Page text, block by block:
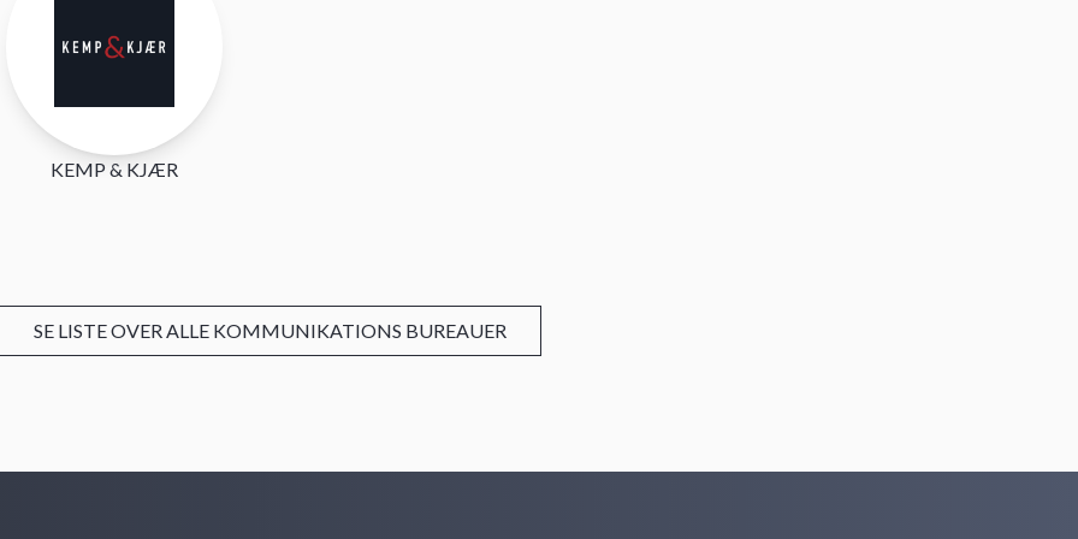
KEMP & KJÆR
SE LISTE OVER ALLE KOMMUNIKATIONS BUREAUER